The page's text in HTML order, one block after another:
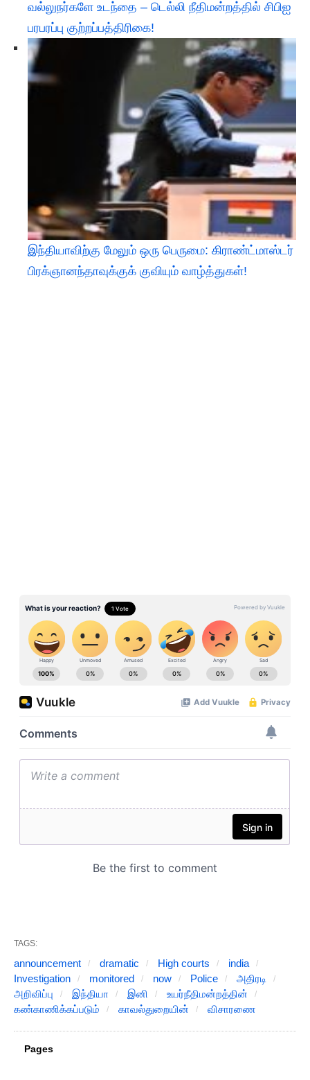
வல்லுநர்களே உடந்தை – டெல்லி நீதிமன்றத்தில் சிபிஐ
பரபரப்பு குற்றப்பத்திரிகை!
இந்தியாவிற்கு மேலும் ஒரு பெருமை: கிராண்ட்மாஸ்டர்
பிரக்ஞானந்தாவுக்குக் குவியும் வாழ்த்துகள்!
TAGS:
announcement dramatic High courts
india
Investigation
monitored now Police
அதிரடி
அறிவிப்பு
இந்தியா இனி
உயர்நீதிமன்றத்தின்
கண்காணிக்கப்படும்
காவல்துறையின் விசாரணை
Pages